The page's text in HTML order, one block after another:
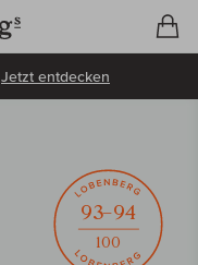
Jetzt entdecken
93–94
100